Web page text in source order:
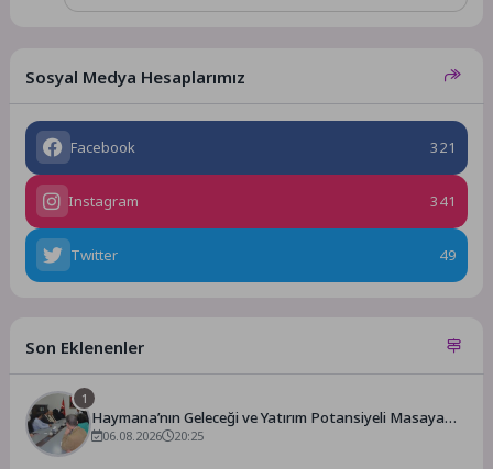
Sosyal Medya Hesaplarımız
Facebook 321
Instagram 341
Twitter 49
Son Eklenenler
1
Haymana’nın Geleceği ve Yatırım Potansiyeli Masaya
Yatırıldı
06.08.2026 20:25